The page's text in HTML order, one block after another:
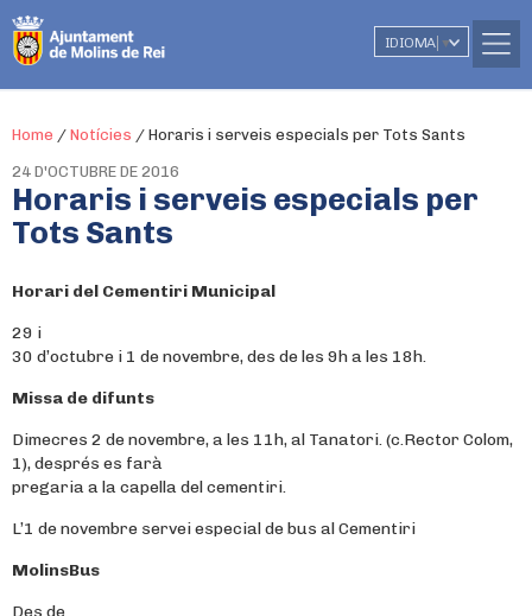
IDIOMA ▼
Home / Notícies / Horaris i serveis especials per Tots Sants
24 D'OCTUBRE DE 2016
Horaris i serveis especials per
Tots Sants
Horari del Cementiri Municipal
29 i
30 d’octubre i 1 de novembre, des de les 9h a les 18h.
Missa de difunts
Dimecres 2 de novembre, a les 11h, al Tanatori. (c.Rector Colom,
1), després es farà
pregaria a la capella del cementiri.
L’1 de novembre servei especial de bus al Cementiri
MolinsBus
Des de